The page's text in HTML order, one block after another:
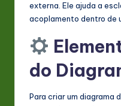
externa. Ele ajuda a
acoplamento dentro de
do
Para criar um diagrama